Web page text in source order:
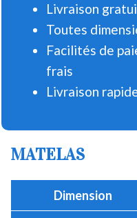
Livraison
Toutes
Facilités de
frais
Livraison
MATELAS
Dimension